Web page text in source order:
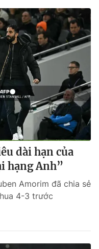
dài hạn của
hạng Anh”
Amorim đã chia sẻ
4-3 trước